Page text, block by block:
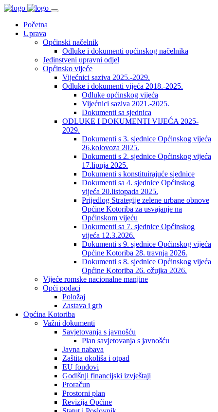
Početna
Uprava
Općinski načelnik
Odluke i dokumenti općinskog načelnika
Jedinstveni upravni odjel
Općinsko vijeće
Vijećnici saziva 2025.-2029.
Odluke i dokumenti vijeća 2018.-2025.
Odluke općinskog vijeća
Vijećnici saziva 2021.-2025.
Dokumenti sa sjednica
ODLUKE I DOKUMENTI VIJEĆA 2025-
2029.
Dokumenti s 3. sjednice Općinskog vijeća
26.kolovoza 2025.
Dokumenti s 2. sjednice Općinskog vijeća
17.lipnja 2025.
Dokumenti s konstituirajuće sjednice
Dokumenti sa 4. sjednice Općinskog
vijeća 20.listopada 2025.
Prijedlog Strategije zelene urbane obnove
Općine Kotoriba za usvajanje na
Općinskom vijeću
Dokumenti sa 7. sjednice Općinskog
vijeća 12.3.2026.
Dokumenti s 9. sjednice Općinskog vijeća
Općine Kotoriba 28. travnja 2026.
Dokumenti s 8. sjednice Općinskog vijeća
Općine Kotoriba 26. ožujka 2026.
Vijeće romske nacionalne manjine
Opći podaci
Položaj
Zastava i grb
Općina Kotoriba
Važni dokumenti
Savjetovanja s javnošću
Plan savjetovanja s javnošću
Javna nabava
Zaštita okoliša i otpad
EU fondovi
Godišnji financijski izvještaji
Proračun
Prostorni plan
Revizija Općine